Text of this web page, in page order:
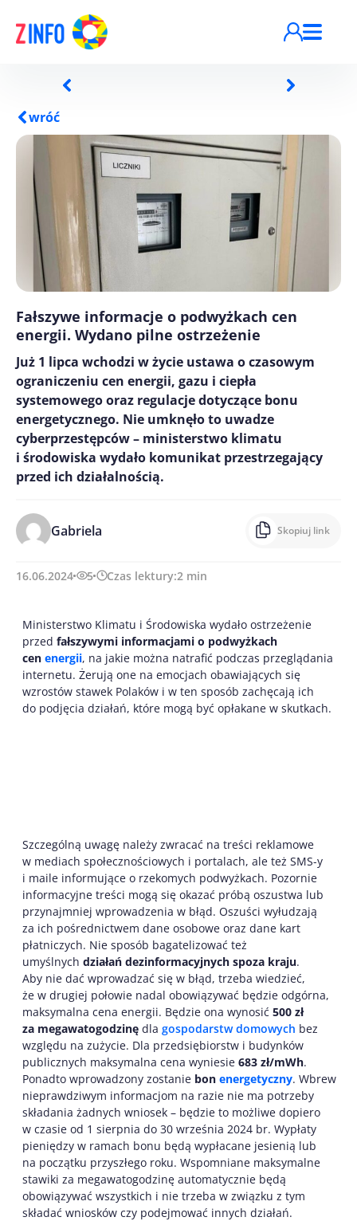
wróć
Fałszywe informacje o podwyżkach cen
energii. Wydano pilne ostrzeżenie
Już 1 lipca wchodzi w życie ustawa o czasowym
ograniczeniu cen energii, gazu i ciepła
systemowego oraz regulacje dotyczące bonu
energetycznego. Nie umknęło to uwadze
cyberprzestępców – ministerstwo klimatu
i środowiska wydało komunikat przestrzegający
przed ich działalnością.
Gabriela Skopiuj link
16.06.2024 5 Czas lektury:2 min
Ministerstwo Klimatu i Środowiska wydało ostrzeżenie
przed fałszywymi informacjami o podwyżkach
cen energii, na jakie można natrafić podczas przeglądania
internetu. Żerują one na emocjach obawiających się
wzrostów stawek Polaków i w ten sposób zachęcają ich
do podjęcia działań, które mogą być opłakane w skutkach.
Szczególną uwagę należy zwracać na treści reklamowe
w mediach społecznościowych i portalach, ale też SMS-y
i maile informujące o rzekomych podwyżkach. Pozornie
informacyjne treści mogą się okazać próbą oszustwa lub
przynajmniej wprowadzenia w błąd. Oszuści wyłudzają
za ich pośrednictwem dane osobowe oraz dane kart
płatniczych. Nie sposób bagatelizować też
umyślnych działań dezinformacyjnych spoza kraju.
Aby nie dać wprowadzać się w błąd, trzeba wiedzieć,
że w drugiej połowie nadal obowiązywać będzie odgórna,
maksymalna cena energii. Będzie ona wynosić 500 zł
za megawatogodzinę dla gospodarstw domowych bez
względu na zużycie. Dla przedsiębiorstw i budynków
publicznych maksymalna cena wyniesie 683 zł/mWh.
Ponadto wprowadzony zostanie bon energetyczny. Wbrew
nieprawdziwym informacjom na razie nie ma potrzeby
składania żadnych wniosek – będzie to możliwe dopiero
w czasie od 1 sierpnia do 30 września 2024 br. Wypłaty
pieniędzy w ramach bonu będą wypłacane jesienią lub
na początku przyszłego roku. Wspomniane maksymalne
stawiki za megawatogodzinę automatycznie będą
obowiązywać wszystkich i nie trzeba w związku z tym
składać wniosków czy podejmować innych działań.